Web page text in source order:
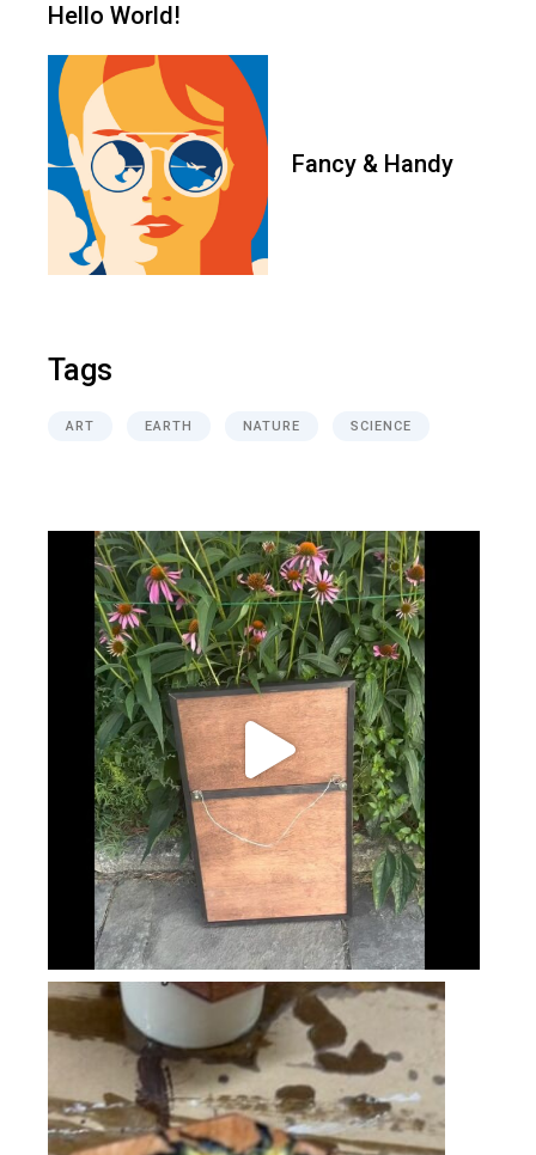
Hello World!
Fancy & Handy
Tags
ART EARTH NATURE SCIENCE